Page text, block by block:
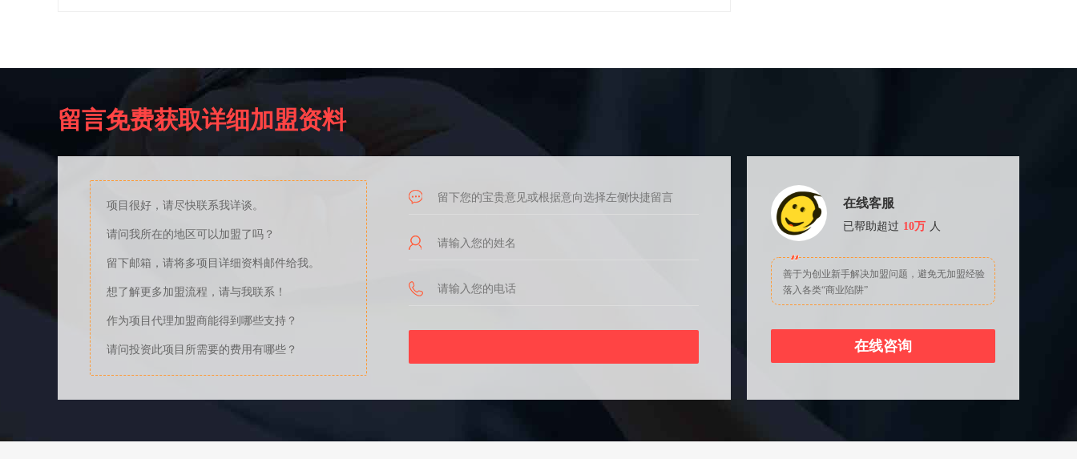
留言免费获取详细加盟资料
项目很好，请尽快联系我详谈。
请问我所在的地区可以加盟了吗？
留下邮箱，请将多项目详细资料邮件给我。
想了解更多加盟流程，请与我联系！
作为项目代理加盟商能得到哪些支持？
请问投资此项目所需要的费用有哪些？
在线客服
已帮助超过 10万 人
善于为创业新手解决加盟问题，避免无加盟经验
落入各类“商业陷阱”
在线咨询